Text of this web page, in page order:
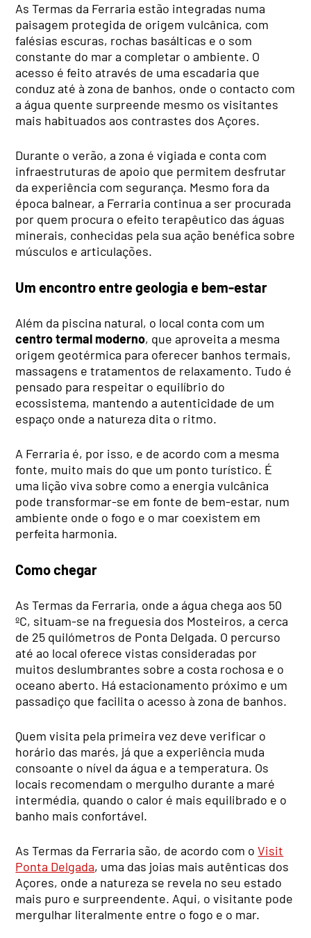
As Termas da Ferraria estão integradas numa
paisagem protegida de origem vulcânica, com
falésias escuras, rochas basálticas e o som
constante do mar a completar o ambiente. O
acesso é feito através de uma escadaria que
conduz até à zona de banhos, onde o contacto com
a água quente surpreende mesmo os visitantes
mais habituados aos contrastes dos Açores.
Durante o verão, a zona é vigiada e conta com
infraestruturas de apoio que permitem desfrutar
da experiência com segurança. Mesmo fora da
época balnear, a Ferraria continua a ser procurada
por quem procura o efeito terapêutico das águas
minerais, conhecidas pela sua ação benéfica sobre
músculos e articulações.
Um encontro entre geologia e bem-estar
Além da piscina natural, o local conta com um
centro termal moderno, que aproveita a mesma
origem geotérmica para oferecer banhos termais,
massagens e tratamentos de relaxamento. Tudo é
pensado para respeitar o equilíbrio do
ecossistema, mantendo a autenticidade de um
espaço onde a natureza dita o ritmo.
A Ferraria é, por isso, e de acordo com a mesma
fonte, muito mais do que um ponto turístico. É
uma lição viva sobre como a energia vulcânica
pode transformar-se em fonte de bem-estar, num
ambiente onde o fogo e o mar coexistem em
perfeita harmonia.
Como chegar
As Termas da Ferraria, onde a água chega aos 50
ºC, situam-se na freguesia dos Mosteiros, a cerca
de 25 quilómetros de Ponta Delgada. O percurso
até ao local oferece vistas consideradas por
muitos deslumbrantes sobre a costa rochosa e o
oceano aberto. Há estacionamento próximo e um
passadiço que facilita o acesso à zona de banhos.
Quem visita pela primeira vez deve verificar o
horário das marés, já que a experiência muda
consoante o nível da água e a temperatura. Os
locais recomendam o mergulho durante a maré
intermédia, quando o calor é mais equilibrado e o
banho mais confortável.
As Termas da Ferraria são, de acordo com oVisit
Ponta Delgada, uma das joias mais autênticas dos
Açores, onde a natureza se revela no seu estado
mais puro e surpreendente. Aqui, o visitante pode
mergulhar literalmente entre o fogo e o mar.